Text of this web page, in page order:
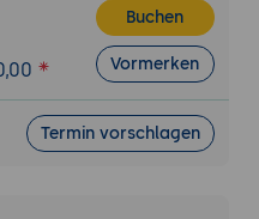
für sichere
von
mit Jenkins
(JCasC).
Buchen
Vormerken
Termin vorschlagen